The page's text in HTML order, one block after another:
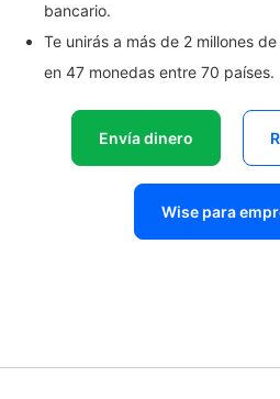
bancario.
Te unirás a más de 2 millones
en 47 monedas entre 70 países.
Envía dinero
Wise para